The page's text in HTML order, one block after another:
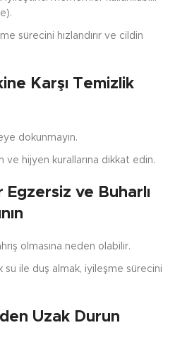
sürecini hızlandırır ve cildin
Karşı Temizlik
dokunmayın.
ve hijyen kurallarına dikkat edin.
Egzersiz ve Buharlı
olmasına neden olabilir.
su ile duş almak, iyileşme sürecini
Uzak Durun